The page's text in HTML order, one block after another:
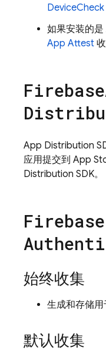
DeviceCheck
如果安装的
App Attest
Firebase
App Distribution
应用提交到 App
Distribution SDK。
Firebase
始终收集
生成和存储用
默认收集